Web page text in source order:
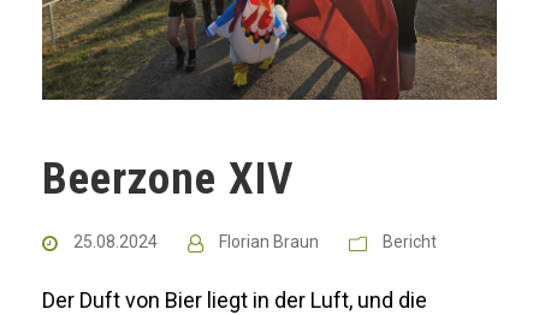
Beerzone XIV
25.08.2024 Florian Braun Bericht
Der Duft von Bier liegt in der Luft, und die